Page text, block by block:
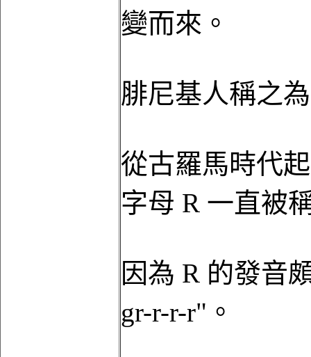
變而來。
腓尼基人稱之
從古羅馬時代
字母 R 一直被
因為 R 的發音
gr-r-r-r"。